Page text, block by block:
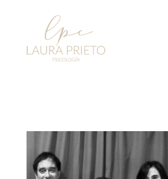
NOVA PREVENCIÓ
LaUrapRie2